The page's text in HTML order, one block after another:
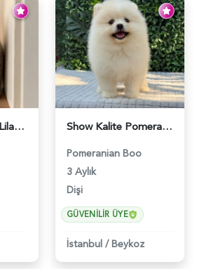
British Shorthair Lilac Dişi Tatlı Kızımız - 5236 Show Kalite Pomeranian Boo Yavrusu | Teddy Face | Sağlık Garantili - 6175
Pomeranian Boo
3 Aylık
Dişi
GÜVENILIR ÜYE
İstanbul / Beykoz